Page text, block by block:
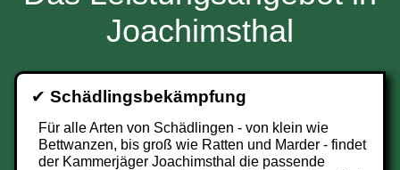
Joachimsthal
✔ Schädlingsbekämpfung
Für alle Arten von Schädlingen - von klein wie
Bettwanzen, bis groß wie Ratten und Marder - findet
der Kammerjäger Joachimsthal die passende